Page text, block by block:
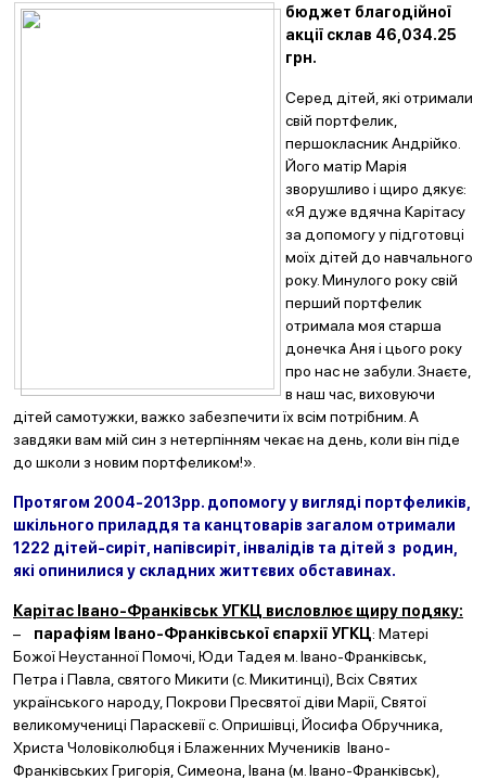
бюджет благодійної
акції склав 46,034.25
грн.
Серед дітей, які отримали
свій портфелик,
першокласник Андрійко.
Його матір Марія
зворушливо і щиро дякує:
«Я дуже вдячна Карітасу
за допомогу у підготовці
моїх дітей до навчального
року. Минулого року свій
перший портфелик
отримала моя старша
донечка Аня і цього року
про нас не забули. Знаєте,
в наш час, виховуючи
дітей самотужки, важко забезпечити їх всім потрібним. А
завдяки вам мій син з нетерпінням чекає на день, коли він піде
до школи з новим портфеликом!».
Протягом 2004-2013рр. допомогу у вигляді портфеликів,
шкільного приладдя та канцтоварів загалом отримали
1222 дітей-сиріт, напівсиріт, інвалідів та дітей з родин,
які опинилися у складних життєвих обставинах.
Карітас Івано-Франківськ УГКЦ висловлює щиру подяку:
– парафіям Івано-Франківської єпархії УГКЦ: Матері
Божої Неустанної Помочі, Юди Тадея м. Івано-Франківськ,
Петра і Павла, святого Микити (с. Микитинці), Всіх Святих
українського народу, Покрови Пресвятої діви Марії, Святої
великомучениці Параскевії с. Опришівці, Йосифа Обручника,
Христа Чоловіколюбця і Блаженних Мучеників Івано-
Франківських Григорія, Симеона, Івана (м. Івано-Франківськ),